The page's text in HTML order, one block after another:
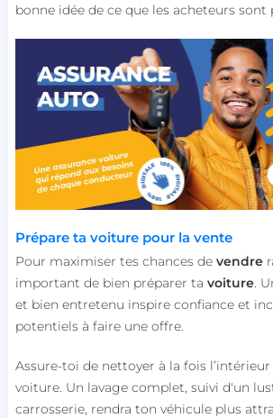
bonne idée de ce que les acheteurs sont
Prépare ta voiture pour la vente
Pour maximiser tes chances de vendre
important de bien préparer ta voiture.
et bien entretenu inspire confiance et
potentiels à faire une offre.
Assure-toi de nettoyer à la fois l’intérieur
voiture. Un lavage complet, suivi d'un
carrosserie, rendra ton véhicule plus